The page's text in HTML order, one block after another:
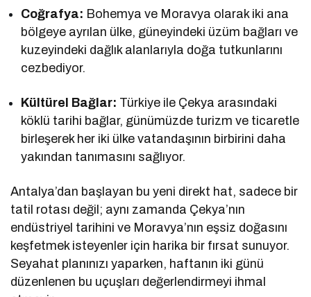
Coğrafya: Bohemya ve Moravya olarak iki ana
bölgeye ayrılan ülke, güneyindeki üzüm bağları ve
kuzeyindeki dağlık alanlarıyla doğa tutkunlarını
cezbediyor.
Kültürel Bağlar: Türkiye ile Çekya arasındaki
köklü tarihi bağlar, günümüzde turizm ve ticaretle
birleşerek her iki ülke vatandaşının birbirini daha
yakından tanımasını sağlıyor.
Antalya’dan başlayan bu yeni direkt hat, sadece bir
tatil rotası değil; aynı zamanda Çekya’nın
endüstriyel tarihini ve Moravya’nın eşsiz doğasını
keşfetmek isteyenler için harika bir fırsat sunuyor.
Seyahat planınızı yaparken, haftanın iki günü
düzenlenen bu uçuşları değerlendirmeyi ihmal